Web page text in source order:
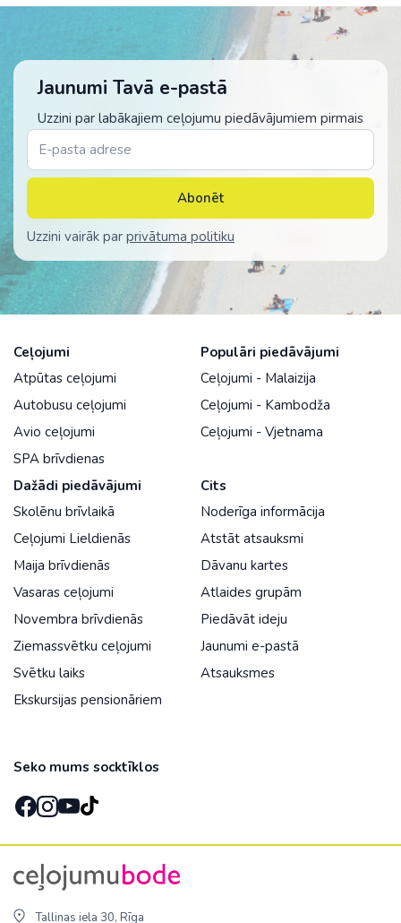
Jaunumi Tavā e-pastā
Uzzini par labākajiem ceļojumu piedāvājumiem pirmais
Abonēt
Uzzini vairāk par privātuma politiku
Ceļojumi
Atpūtas ceļojumi
Autobusu ceļojumi
Avio ceļojumi
SPA brīvdienas
Populāri piedāvājumi
Ceļojumi - Malaizija
Ceļojumi - Kambodža
Ceļojumi - Vjetnama
Dažādi piedāvājumi
Skolēnu brīvlaikā
Ceļojumi Lieldienās
Maija brīvdienās
Vasaras ceļojumi
Novembra brīvdienās
Ziemassvētku ceļojumi
Svētku laiks
Ekskursijas pensionāriem
Cits
Noderīga informācija
Atstāt atsauksmi
Dāvanu kartes
Atlaides grupām
Piedāvāt ideju
Jaunumi e-pastā
Atsauksmes
Seko mums socktīklos
Tallinas iela 30, Rīga